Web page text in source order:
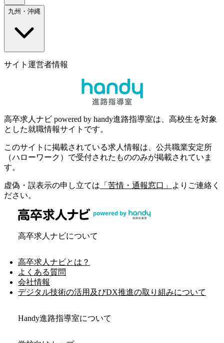
九州・沖縄
サイト運営者情報
高卒求人ナビ powered by handy進路指導室は、高校生を対象
とした就職情報サイトです。
このサイトに掲載されている求人情報は、公共職業安定所
（ハローワーク）で受付されたもののみが掲載されていま
す。
虚偽・誤表示の申し立ては 「苦情・通報窓口」
よりご連絡く
ださい。
高卒求人ナビについて
高卒求人ナビとは？
よくある質問
会社情報
デジタル技術の活用及びDX推進の取り組みについて
Handy進路指導室について